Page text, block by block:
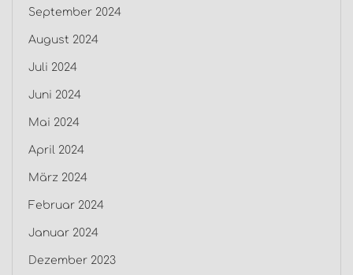
September 2024
August 2024
Juli 2024
Juni 2024
Mai 2024
April 2024
März 2024
Februar 2024
Januar 2024
Dezember 2023